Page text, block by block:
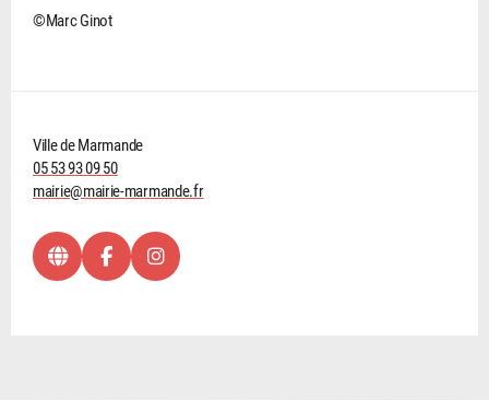
©Marc Ginot
Ville de Marmande
05 53 93 09 50
mairie@mairie-marmande.fr